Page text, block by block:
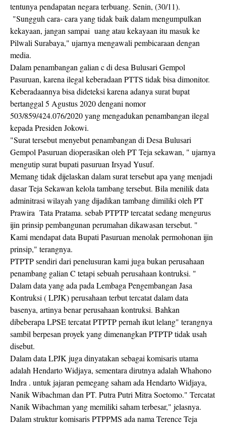
tentunya pendapatan negara terbuang. Senin, (30/11).
"Sungguh cara- cara yang tidak baik dalam mengumpulkan
kekayaan, jangan sampai uang atau kekayaan itu masuk ke
Pilwali Surabaya," ujarnya mengawali pembicaraan dengan
media.
Dalam penambangan galian c di desa Bulusari Gempol
Pasuruan, karena ilegal keberadaan PTTS tidak bisa dimonitor.
Keberadaannya bisa dideteksi karena adanya surat bupat
bertanggal 5 Agustus 2020 dengani nomor
503/859/424.076/2020 yang mengadukan penambangan ilegal
kepada Presiden Jokowi.
"Surat tersebut menyebut penambangan di Desa Bulusari
Gempol Pasuruan dioperasikan oleh PT Teja sekawan, " ujarnya
mengutip surat bupati pasuruan Irsyad Yusuf.
Memang tidak dijelaskan dalam surat tersebut apa yang menjadi
dasar Teja Sekawan kelola tambang tersebut. Bila menilik data
adminitrasi wilayah yang dijadikan tambang dimiliki oleh PT
Prawira Tata Pratama. sebab PTPTP tercatat sedang mengurus
ijin prinsip pembangunan perumahan dikawasan tersebut. "
Kami mendapat data Bupati Pasuruan menolak permohonan ijin
prinsip," terangnya.
PTPTP sendiri dari penelusuran kami juga bukan perusahaan
penambang galian C tetapi sebuah perusahaan kontruksi. "
Dalam data yang ada pada Lembaga Pengembangan Jasa
Kontruksi ( LPJK) perusahaan terbut tercatat dalam data
basenya, artinya benar perusahaan kontruksi. Bahkan
dibeberapa LPSE tercatat PTPTP pernah ikut lelang" terangnya
sambil berpesan proyek yang dimenangkan PTPTP tidak usah
disebut.
Dalam data LPJK juga dinyatakan sebagai komisaris utama
adalah Hendarto Widjaya, sementara dirutnya adalah Whahono
Indra . untuk jajaran pemegang saham ada Hendarto Widjaya,
Nanik Wibachman dan PT. Putra Putri Mitra Soetomo." Tercatat
Nanik Wibachman yang memiliki saham terbesar," jelasnya.
Dalam struktur komisaris PTPPMS ada nama Terence Teja